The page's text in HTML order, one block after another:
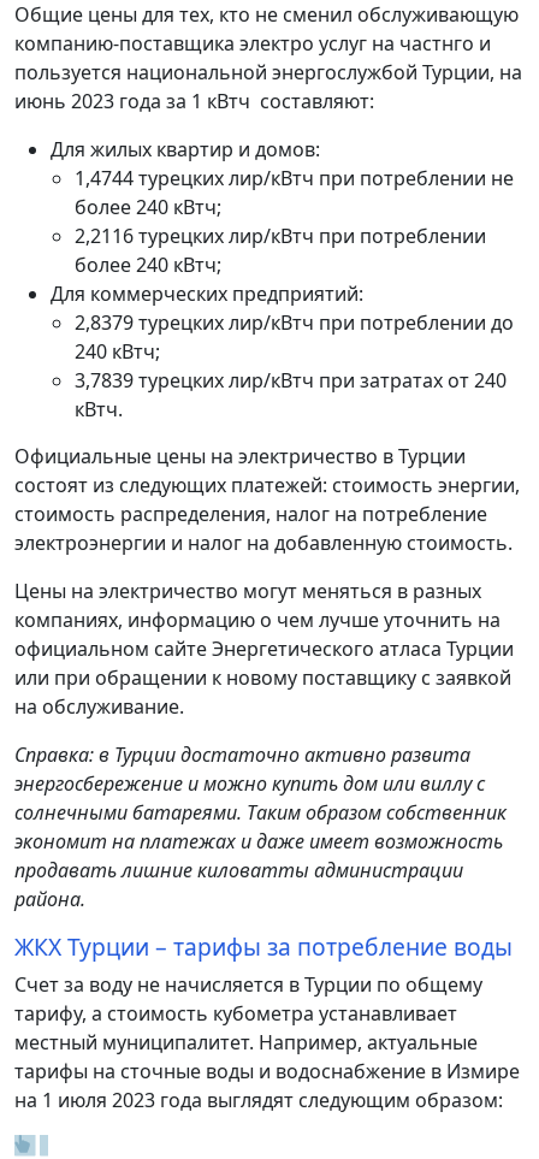
Общие цены для тех, кто не сменил обслуживающую
компанию-поставщика электро услуг на частнго и
пользуется национальной энергослужбой Турции, на
июнь 2023 года за 1 кВтч составляют:
Для жилых квартир и домов:
1,4744 турецких лир/кВтч при потреблении не
более 240 кВтч;
2,2116 турецких лир/кВтч при потреблении
более 240 кВтч;
Для коммерческих предприятий:
2,8379 турецких лир/кВтч при потреблении до
240 кВтч;
3,7839 турецких лир/кВтч при затратах от 240
кВтч.
Официальные цены на электричество в Турции
состоят из следующих платежей: стоимость энергии,
стоимость распределения, налог на потребление
электроэнергии и налог на добавленную стоимость.
Цены на электричество могут меняться в разных
компаниях, информацию о чем лучше уточнить на
официальном сайте Энергетического атласа Турции
или при обращении к новому поставщику с заявкой
на обслуживание.
Справка: в Турции достаточно активно развита
энергосбережение и можно купить дом или виллу с
солнечными батареями. Таким образом собственник
экономит на платежах и даже имеет возможность
продавать лишние киловатты администрации
района.
ЖКХ Турции – тарифы за потребление воды
Счет за воду не начисляется в Турции по общему
тарифу, а стоимость кубометра устанавливает
местный муниципалитет. Например, актуальные
тарифы на сточные воды и водоснабжение в Измире
на 1 июля 2023 года выглядят следующим образом: